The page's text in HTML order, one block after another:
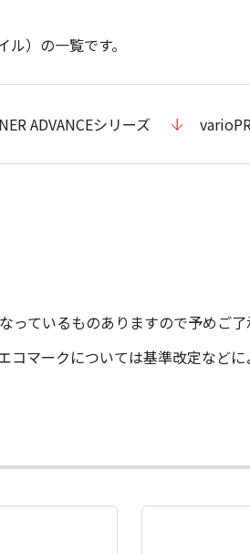
）の一覧です。
ADVANCEシリーズ
っているものありますので予めご
コマークについては基準改定など